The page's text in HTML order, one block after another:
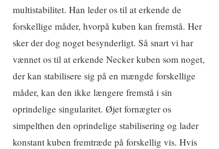
multistabilitet. Han leder os til at erkende de
forskellige måder, hvorpå kuben kan fremstå. Her
sker der dog noget besynderligt. Så snart vi har
vænnet os til at erkende Necker kuben som noget,
der kan stabilisere sig på en mængde forskellige
måder, kan den ikke længere fremstå i sin
oprindelige singularitet. Øjet fornægter os
simpelthen den oprindelige stabilisering og lader
konstant kuben fremtræde på forskellig vis. Hvis